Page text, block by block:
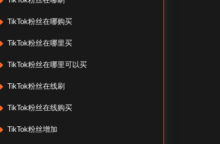
TikTok粉丝在哪购买
TikTok粉丝在哪里买
TikTok粉丝在哪里可以买
TikTok粉丝在线刷
TikTok粉丝在线购买
TikTok粉丝增加